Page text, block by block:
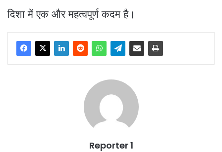
दिशा में एक और महत्वपूर्ण कदम है।
Reporter 1